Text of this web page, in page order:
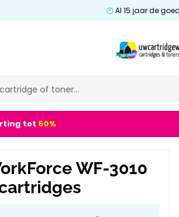
Al 15 jaar de
tot 50%
WF-3010